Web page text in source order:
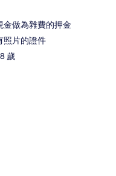
金做為雜費的押金
照片的證件
歲